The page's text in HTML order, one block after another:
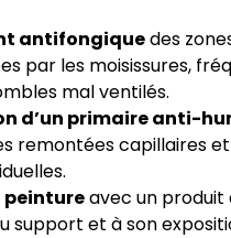
antifongiquedes
par les moisissures,
mal ventilés.
d’un primaire anti-
remontées capillaires
peintureavec un
support et à son